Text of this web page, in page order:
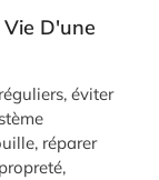
D'une
éviter
réparer